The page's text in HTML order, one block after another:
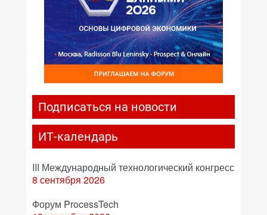
Подписаться на новости
ИТ-календарь
III Международный технологический конгресс
8 сентября 2026
Форум ProcessTech